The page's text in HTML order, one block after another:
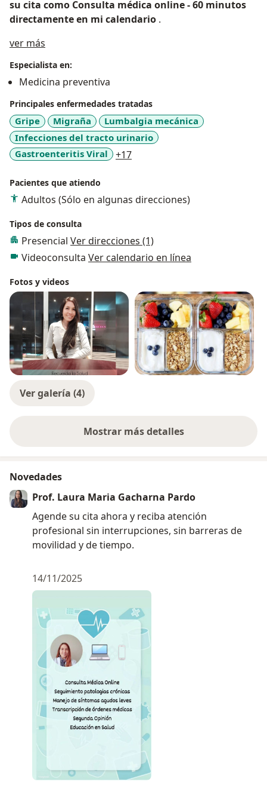
su cita como Consulta médica online - 60 minutos
directamente en mi calendario .
ver más
Especialista en:
Medicina preventiva
Principales enfermedades tratadas
Gripe Migraña
Lumbalgia mecánica
Infecciones del tracto urinario
Gastroenteritis Viral
+17a11y_sr_more_diseases
Pacientes que atiendo
Adultos (Sólo en algunas direcciones)
Tipos de consulta
Presencial Ver direcciones (1)
Videoconsulta Ver calendario en línea
Fotos y videos
Ver galería (4)
Mostrar más detalles
sobre la experiencia
Novedades
Prof. Laura Maria Gacharna Pardo
Agende su cita ahora y reciba atención
profesional sin interrupciones, sin barreras de
movilidad y de tiempo.
14/11/2025